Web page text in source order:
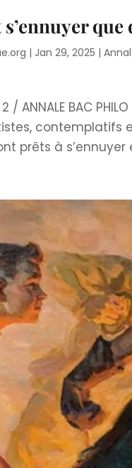
| Jan 29, 2025 |
2 / ANNALE BAC
contemplatifs
prêts à s’ennuyer